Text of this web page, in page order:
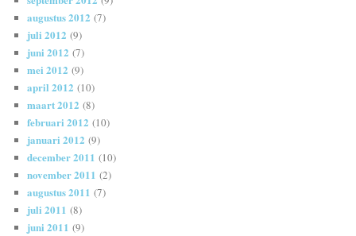
augustus 2012 (7)
juli 2012 (9)
juni 2012 (7)
mei 2012 (9)
april 2012 (10)
maart 2012 (8)
februari 2012 (10)
januari 2012 (9)
december 2011 (10)
november 2011 (2)
augustus 2011 (7)
juli 2011 (8)
juni 2011 (9)